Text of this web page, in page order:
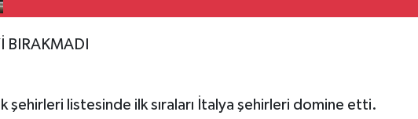
BIRAKMADI
şehirleri listesinde ilk sıraları İtalya şehirleri domine etti.